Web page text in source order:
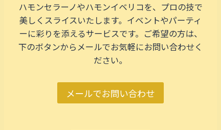
ハモンセラーノやハモンイベリコを、プロの技で
美しくスライスいたします。イベントやパーティ
ーに彩りを添えるサービスです。ご希望の方は、
下のボタンからメールでお気軽にお問い合わせく
ださい。
メールでお問い合わせ